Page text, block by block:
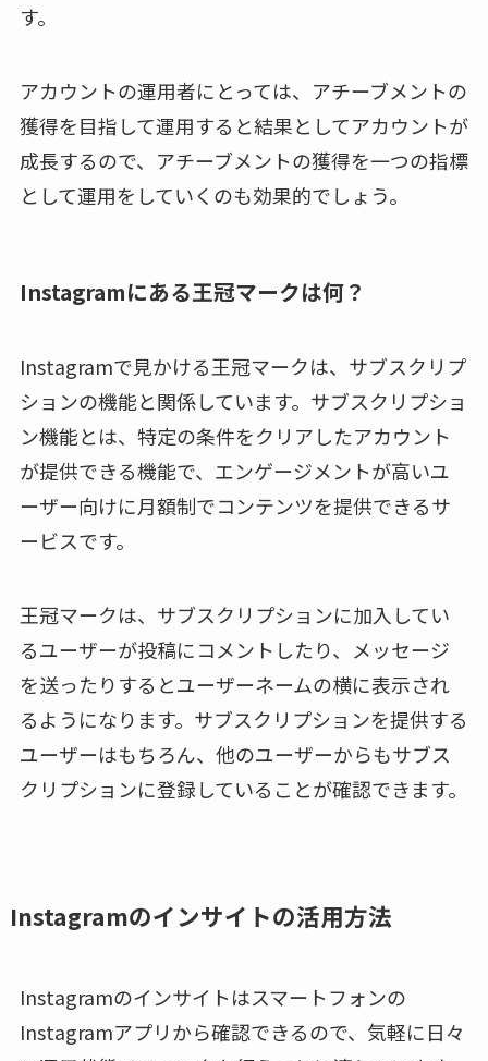
す。
アカウントの運用者にとっては、アチーブメントの
獲得を目指して運用すると結果としてアカウントが
成長するので、アチーブメントの獲得を一つの指標
として運用をしていくのも効果的でしょう。
Instagramにある王冠マークは何？
Instagramで見かける王冠マークは、サブスクリプ
ションの機能と関係しています。サブスクリプショ
ン機能とは、特定の条件をクリアしたアカウント
が提供できる機能で、エンゲージメントが高いユ
ーザー向けに月額制でコンテンツを提供できるサ
ービスです。
王冠マークは、サブスクリプションに加入してい
るユーザーが投稿にコメントしたり、メッセージ
を送ったりするとユーザーネームの横に表示され
るようになります。サブスクリプションを提供する
ユーザーはもちろん、他のユーザーからもサブス
クリプションに登録していることが確認できます。
Instagramのインサイトの活用方法
Instagramのインサイトはスマートフォンの
Instagramアプリから確認できるので、気軽に日々